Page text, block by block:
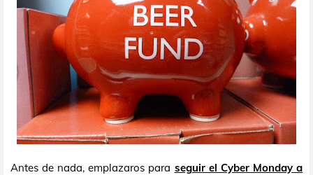
Antes de nada, emplazaros para seguir el Cyber Monday a